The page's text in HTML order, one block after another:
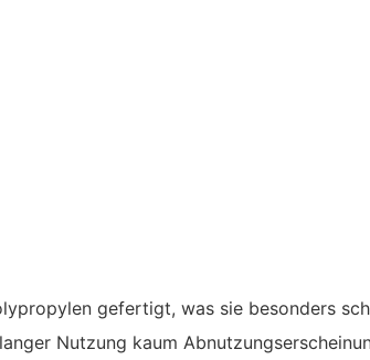
gefertigt, was sie besonders
Nutzung kaum